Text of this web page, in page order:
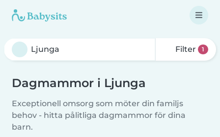
Filter 1
Dagmammor i Ljunga
Exceptionell omsorg som möter din familjs
behov - hitta pålitliga dagmammor för dina
barn.